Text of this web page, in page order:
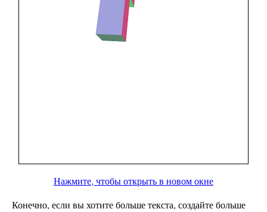
Нажмите, чтобы открыть в новом окне
Конечно, если вы хотите больше текста, создайте больше